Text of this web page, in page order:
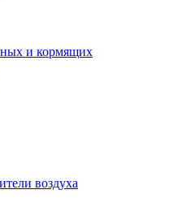
и кормящих
воздуха